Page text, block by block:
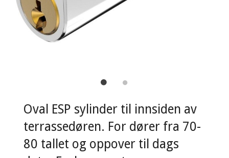
Oval ESP sylinder til innsiden av
terrassedøren. For dører fra 70-
80 tallet og oppover til dags